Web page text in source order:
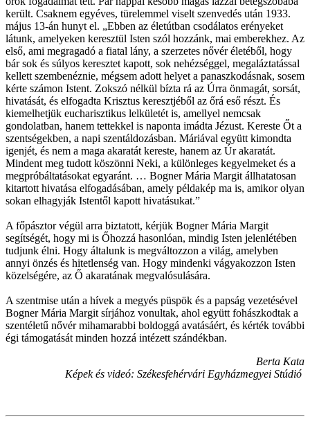
került. Csaknem egyéves, türelemmel viselt szenvedés után 1933.
május 13-án hunyt el. „Ebben az életútban csodálatos erényeket
látunk, amelyeken keresztül Isten szól hozzánk, mai emberekhez. Az
első, ami megragadó a fiatal lány, a szerzetes nővér életéből, hogy
bár sok és súlyos keresztet kapott, sok nehézséggel, megaláztatással
kellett szembenéznie, mégsem adott helyet a panaszkodásnak, sosem
kérte számon Istent. Zokszó nélkül bízta rá az Úrra önmagát, sorsát,
hivatását, és elfogadta Krisztus keresztjéből az őrá eső részt. És
kiemelhetjük eucharisztikus lelkületét is, amellyel nemcsak
gondolatban, hanem tettekkel is naponta imádta Jézust. Kereste Őt a
szentségekben, a napi szentáldozásban. Máriával együtt kimondta
igenjét, és nem a maga akaratát kereste, hanem az Úr akaratát.
Mindent meg tudott köszönni Neki, a különleges kegyelmeket és a
megpróbáltatásokat egyaránt. … Bogner Mária Margit állhatatosan
kitartott hivatása elfogadásában, amely példakép ma is, amikor olyan
sokan elhagyják Istentől kapott hivatásukat.”
A főpásztor végül arra biztatott, kérjük Bogner Mária Margit
segítségét, hogy mi is Őhozzá hasonlóan, mindig Isten jelenlétében
tudjunk élni. Hogy általunk is megváltozzon a világ, amelyben
annyi önzés és hitetlenség van. Hogy mindenki vágyakozzon Isten
közelségére, az Ő akaratának megvalósulására.
A szentmise után a hívek a megyés püspök és a papság vezetésével
Bogner Mária Margit sírjához vonultak, ahol együtt fohászkodtak a
szentéletű nővér mihamarabbi boldoggá avatásáért, és kérték további
égi támogatását minden hozzá intézett szándékban.
Berta Kata
Képek és videó: Székesfehérvári Egyházmegyei Stúdió